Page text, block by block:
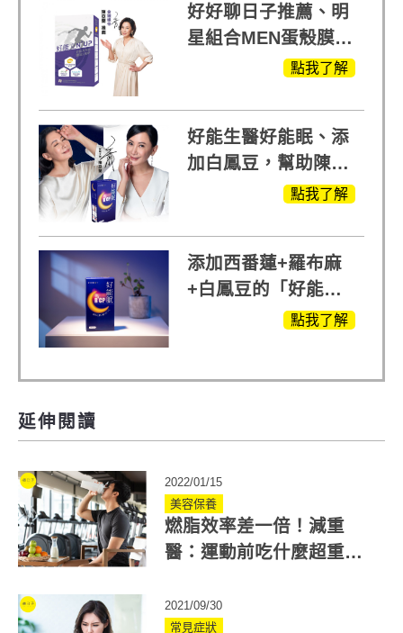
好好聊日子推薦、明
星組合MEN蛋殼膜
(蛋白聚醣)+UCII，超
點我了解
好能生醫好能眠、添
加白鳳豆，幫助陳亞
蘭入睡的力量點我了解
添加西番蓮+羅布麻
+白鳳豆的「好能
眠」，獨家專利配
點我了解
延伸閱讀
2022/01/15
美容保養
燃脂效率差一倍！減重
醫：運動前吃什麼超重
動
2021/09/30
常見症狀